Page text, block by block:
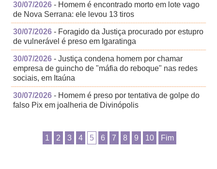
30/07/2026 - Homem é encontrado morto em lote vago
de Nova Serrana: ele levou 13 tiros
30/07/2026 - Foragido da Justiça procurado por estupro
de vulnerável é preso em Igaratinga
30/07/2026 - Justiça condena homem por chamar
empresa de guincho de "máfia do reboque" nas redes
sociais, em Itaúna
30/07/2026 - Homem é preso por tentativa de golpe do
falso Pix em joalheria de Divinópolis
1 2 3 4 5 6 7 8 9 10 Fim